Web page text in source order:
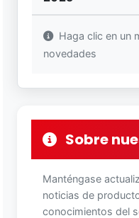
Haga clic en un
novedades
Sobre
Manténgase
noticias de
conocimientos del